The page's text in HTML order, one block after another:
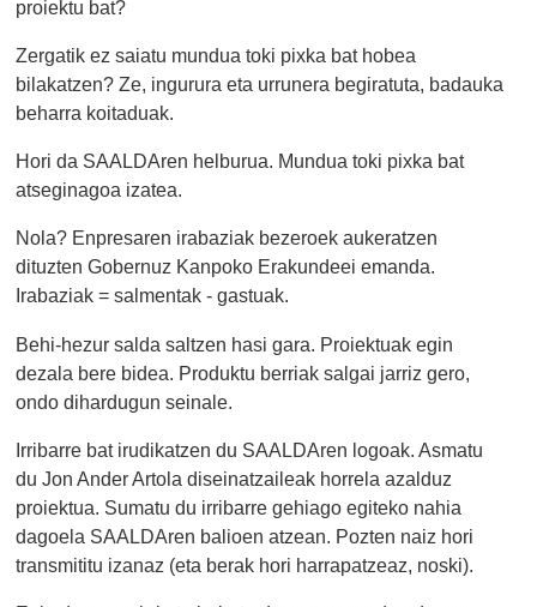
proiektu bat?
Zergatik ez saiatu mundua toki pixka bat hobea
bilakatzen? Ze, ingurura eta urrunera begiratuta, badauka
beharra koitaduak.
Hori da SAALDAren helburua. Mundua toki pixka bat
atseginagoa izatea.
Nola? Enpresaren irabaziak bezeroek aukeratzen
dituzten Gobernuz Kanpoko Erakundeei emanda.
Irabaziak = salmentak - gastuak.
Behi-hezur salda saltzen hasi gara. Proiektuak egin
dezala bere bidea. Produktu berriak salgai jarriz gero,
ondo dihardugun seinale.
Irribarre bat irudikatzen du SAALDAren logoak. Asmatu
du Jon Ander Artola diseinatzaileak horrela azalduz
proiektua. Sumatu du irribarre gehiago egiteko nahia
dagoela SAALDAren balioen atzean. Pozten naiz hori
transmititu izanaz (eta berak hori harrapatzeaz, noski).